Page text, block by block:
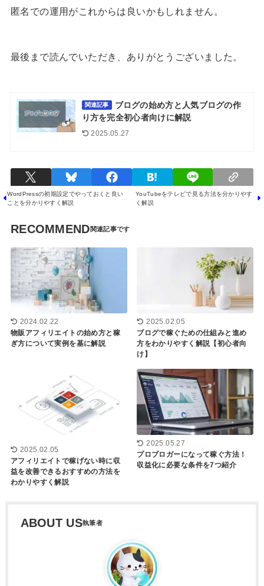
匿名での運用がこれからは良いかもしれません。
最後まで読んでいただき、ありがとうございました。
関連記事
ブログの始め方と人気ブログの作
り方を完全初心者向けに解説
2025.05.27
YouTubeをテレビで見る方法を分かりやす
く解説
WordPressの初期設定でやっておくと良い
ことを分かりやすく解説
RECOMMEND
2024.02.22
物販アフィリエイトの始め方と稼
ぎ方について実例を基に解説
2025.02.05
ブログで稼ぐための仕組みと進め
方をわかりやすく解説【初心者向
け】
2025.02.05
アフィリエイトで稼げない時に収
益を改善できるおすすめの方法を
わかりやすく解説
2025.05.27
プロブロガーになって稼ぐ方法！
収益化に必要な条件を7つ紹介
ABOUT US